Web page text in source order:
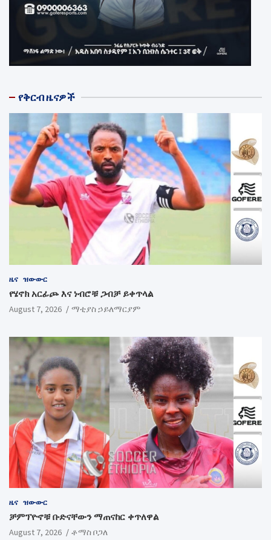
የቅርብ ዜናዎች
ዜና ዝውውር
የሄኖክ አርፊጮ እና ነብሮቹ ጋብቻ ይቀጥላል
August 7, 2026 ማቲያስ ኃይለማርያም
ዜና ዝውውር
ቻምፕዮኖቹ ቡድናቸውን ማጠናከር ቀጥለዋል
August 7, 2026 ቶማስ ቦጋለ